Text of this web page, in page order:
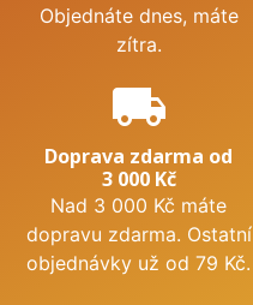
Objednáte dnes, máte
zítra.
local_shipping
Doprava zdarma od
3 000 Kč
Nad 3 000 Kč máte
dopravu zdarma. Ostatní
objednávky už od 79 Kč.